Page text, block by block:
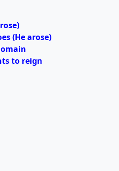
(He arose)
to reign